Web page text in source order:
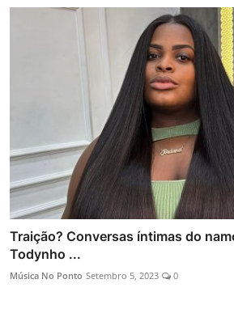
Traição? Conversas íntimas do
Todynho ...
Música No Ponto Setembro 5, 2023 0